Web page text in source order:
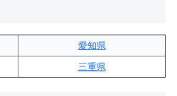
愛知県
三重県